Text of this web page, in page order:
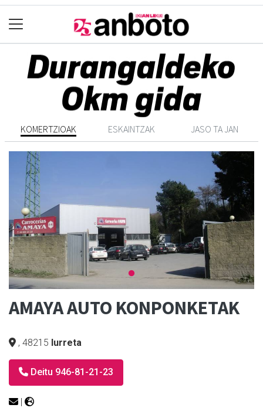
KOMERTZIOAK ESKAINTZAK JASO TA JAN
AMAYA AUTO KONPONKETAK
, 48215 Iurreta
Deitu 946-81-21-23
|